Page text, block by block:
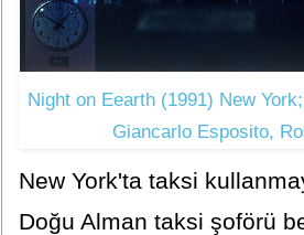
Night on Eearth (1991) New
Giancarlo Esposito,
New York'ta taksi
Doğu Alman taksi şoförü